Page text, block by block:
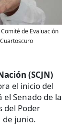
de Evaluación
Cuartoscuro
(SCJN)
el inicio del
Senado de la
del Poder
de junio.